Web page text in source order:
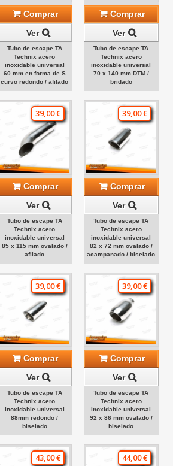
Comprar
Ver
Tubo de escape TA
Technix acero
inoxidable universal
60 mm en forma de S
curvo redondo / afilado
Comprar
Ver
Tubo de escape TA
Technix acero
inoxidable universal
70 x 140 mm DTM /
bridado
39,00 €
Comprar
Ver
Tubo de escape TA
Technix acero
inoxidable universal
85 x 115 mm ovalado /
afilado
39,00 €
Comprar
Ver
Tubo de escape TA
Technix acero
inoxidable universal
82 x 72 mm ovalado /
acampanado / biselado
39,00 €
Comprar
Ver
Tubo de escape TA
Technix acero
inoxidable universal
88mm redondo /
biselado
39,00 €
Comprar
Ver
Tubo de escape TA
Technix acero
inoxidable universal
92 x 86 mm ovalado /
biselado
43,00 € 44,00 €